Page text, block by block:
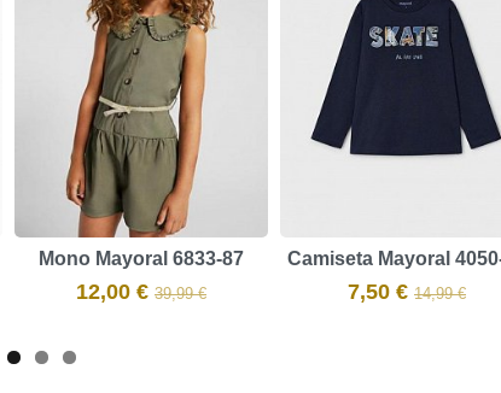
Mono Mayoral 6833-87
12,00 € 39,99 €
Camiseta Mayoral
7,50 € 14,99 €